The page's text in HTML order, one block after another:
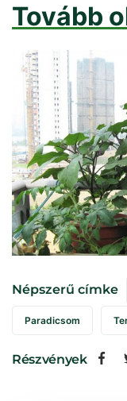
Tovább
Népszerű címke
Paradicsom
Részvények